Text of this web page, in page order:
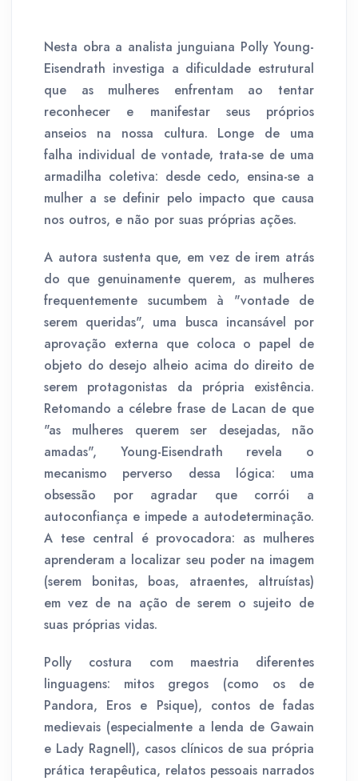
Nesta obra a analista junguiana Polly Young-
Eisendrath investiga a dificuldade estrutural
que as mulheres enfrentam ao tentar
reconhecer e manifestar seus próprios
anseios na nossa cultura. Longe de uma
falha individual de vontade, trata-se de uma
armadilha coletiva: desde cedo, ensina-se a
mulher a se definir pelo impacto que causa
nos outros, e não por suas próprias ações.
A autora sustenta que, em vez de irem atrás
do que genuinamente querem, as mulheres
frequentemente sucumbem à "vontade de
serem queridas", uma busca incansável por
aprovação externa que coloca o papel de
objeto do desejo alheio acima do direito de
serem protagonistas da própria existência.
Retomando a célebre frase de Lacan de que
"as mulheres querem ser desejadas, não
amadas", Young-Eisendrath revela o
mecanismo perverso dessa lógica: uma
obsessão por agradar que corrói a
autoconfiança e impede a autodeterminação.
A tese central é provocadora: as mulheres
aprenderam a localizar seu poder na imagem
(serem bonitas, boas, atraentes, altruístas)
em vez de na ação de serem o sujeito de
suas próprias vidas.
Polly costura com maestria diferentes
linguagens: mitos gregos (como os de
Pandora, Eros e Psique), contos de fadas
medievais (especialmente a lenda de Gawain
e Lady Ragnell), casos clínicos de sua própria
prática terapêutica, relatos pessoais narrados